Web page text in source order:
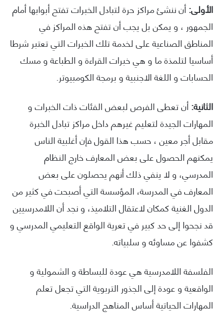
الأولى:أن ننشئ مراكز حرة لتبادل الخبرات تفتح أبوابها أمام
الجمهور ، و يمكن بل يجب أن تفتح هذه المراكز في
المناطق الصناعية على لخدمة تلك الخبرات التي تعتبر شرطا
أساسيا لتلمذة ما و هي خبرات القراءة و الطباعة و مسك
الحسابات و اللغة الاجنبية و برمجة الكومبيوتر.
الثانية:أن تعطى الفرص لبعض الفئات ذات الخبرات و
المهارات الجيدة لتعليم غيرهم داخل مراكز تبادل الخبرة
مقابل أجر معين ، حسب هذا القول فإن أغلبية الناس
يمكنهم الحصول على بعض المعارف خارج النظام
المدرسي، و لا ينفي ذلك أنهم يحصلون على بعض
المعارف في المدرسة، المؤسسة التي أصبحت في كثير من
الدول الغنية كمكان لاعتقال التلاميذ، و نجد أن اللامدرسيين
قد نجحوا إلى حد كبير في تعرية الواقع التعليمي المدرسي و
كشفوا عن مساوئه و سلبياته.
الفلسفة اللامدرسية هي عودة للبساطة و الشمولية و
الواقعية و عودة إلى الجذور التربوية التي تجعل تعلم
المهارات الحياتية أساس المناهج الدراسية.